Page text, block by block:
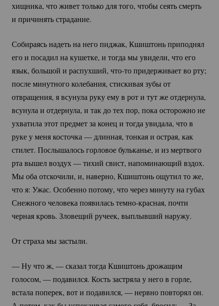
хищника, что живет только для того, чтобы сеять смерть
и причинять страдание.
Собираясь надеть на него пиджак, Кшиштонь приподнял
его и посадил на кушетке, и тогда мы увидели, что его
язык, большой и распухший, что-топридерживает во рту;
после минутного колебания, стискивая зубы от
отвращения, я всунула руку ему в рот и тут же отдернула,
всунула и отдернула, и так до тех пор, пока осторожно не
ухватила этот предмет за конец и тогда увидала, что в
руке у меня косточка — длинная, тонкая и острая, как
стилет. Послышалось горловое бульканье, и из мертвого
рта вышел воздух — тихий свист, напоминающий вздох.
Мы оба отскочили, и, наверно, Кшиштонь ощутил то же,
что я: Ужас. Особенно потому, что через минуту на губах
Снежного человека появиласьтемно-красная, почти
черная кровь. Зловещий ручеек, выплывший наружу.
От страха мы застыли.
— Ну что ж, — сказал тогда Кшиштонь дрожащим
голосом, — подавился. Кость застряла у него в горле,
встала поперек, вот и подавился, — нервно повторял он.